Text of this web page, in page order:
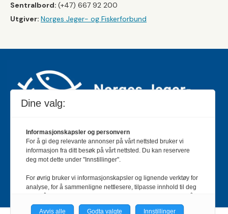
Sentralbord: (+47) 667 92 200
Utgiver: Norges Jeger- og Fiskerforbund
Jakt & Fiske er landets største og eldste magasin for
jakt- og fiskeinteresserte med 195 000 månedlige
Bladet er en månedlig publikasjon og utgis av Norges
Jeger- og Fiskerforbund.
Meld deg inn her
Dine valg:
Informasjonskapsler og personvern
For å gi deg relevante annonser på vårt nettsted bruker vi
informasjon fra ditt besøk på vårt nettsted. Du kan reservere
deg mot dette under "Innstillinger".
For øvrig bruker vi informasjonskapsler og lignende verktøy for
analyse, for å sammenligne nettlesere, tilpasse innhold til deg
personvernerklæring.
Avvis alle
Godta valgte Innstillinger